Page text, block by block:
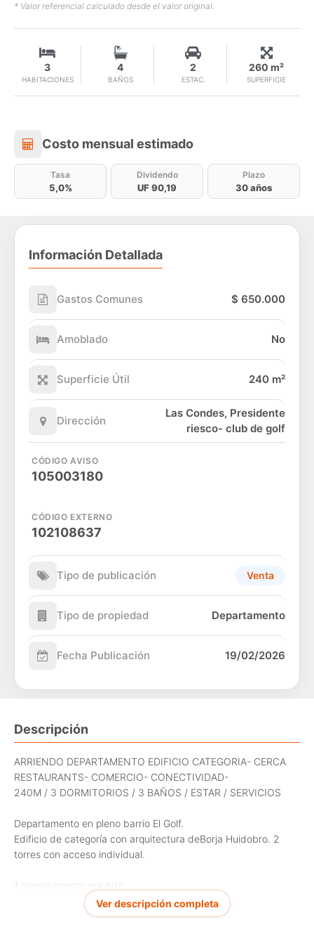
* Valor referencial calculado desde el valor original.
HABITACIONES
3
BAÑOS
4
ESTAC.
2
SUPERFICIE
260 m²
Costo mensual estimado
Costo mensual estimado
Tasa
5,0%
Dividendo
UF 90,19
Plazo
30 años
Información Detallada
Gastos Comunes $ 650.000
Amoblado No
Superficie Útil 240 m²
Dirección
Las Condes, Presidente
riesco- club de golf
CÓDIGO AVISO
105003180
CÓDIGO EXTERNO
102108637
Tipo de publicación Venta
Tipo de propiedad Departamento
Fecha Publicación 19/02/2026
Descripción
ARRIENDO DEPARTAMENTO EDIFICIO CATEGORIA- CERCA
RESTAURANTS- COMERCIO- CONECTIVIDAD-
240M / 3 DORMITORIOS / 3 BAÑOS / ESTAR / SERVICIOS
Departamento en pleno barrio El Golf.
Edificio de categoría con arquitectura deBorja Huidobro. 2
torres con acceso individual.
1 departamento por piso
Ascensor llega al departamento teniendo doble seguridad y
Ver descripción completa